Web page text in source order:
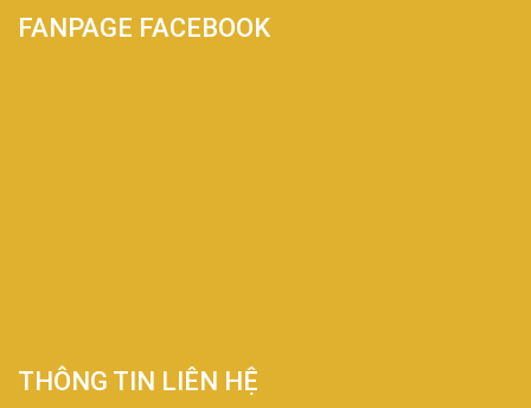
FANPAGE FACEBOOK
THÔNG TIN LIÊN HỆ